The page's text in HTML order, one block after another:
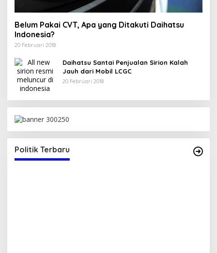
Belum Pakai CVT, Apa yang Ditakuti Daihatsu
Indonesia?
20 Februari 2018
Daihatsu Santai Penjualan Sirion Kalah
Jauh dari Mobil LCGC
20 Februari 2018
Politik Terbaru